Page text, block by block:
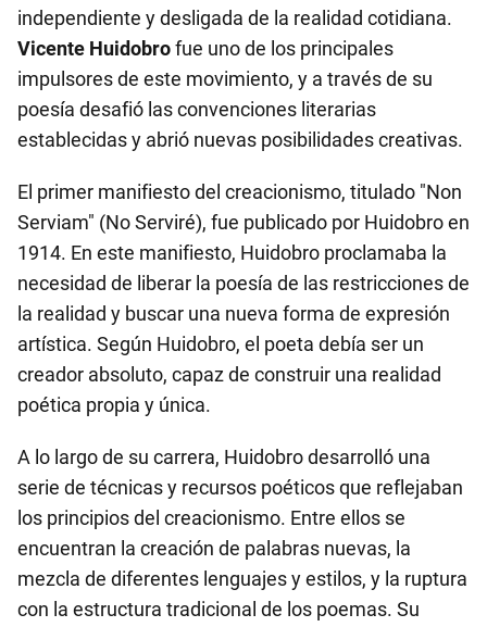
independiente y desligada de la realidad cotidiana.
Vicente Huidobrofue uno de los principales
impulsores de este movimiento, y a través de su
poesía desafió las convenciones literarias
establecidas y abrió nuevas posibilidades creativas.
El primer manifiesto del creacionismo, titulado "Non
Serviam" (No Serviré), fue publicado por Huidobro en
1914. En este manifiesto, Huidobro proclamaba la
necesidad de liberar la poesía de las restricciones de
la realidad y buscar una nueva forma de expresión
artística. Según Huidobro, el poeta debía ser un
creador absoluto, capaz de construir una realidad
poética propia y única.
A lo largo de su carrera, Huidobro desarrolló una
serie de técnicas y recursos poéticos que reflejaban
los principios del creacionismo. Entre ellos se
encuentran la creación de palabras nuevas, la
mezcla de diferentes lenguajes y estilos, y la ruptura
con la estructura tradicional de los poemas. Su